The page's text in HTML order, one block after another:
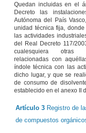
Quedan incluidas en el
Decreto las
Autónoma del País
unidad técnica fija,
las actividades
del Real Decreto 117/
cualesquiera otras
relacionadas con
índole técnica con las
dicho lugar, y que se
de consumo de
establecido en el anexo II
Artículo 3 Registro de
de compuestos